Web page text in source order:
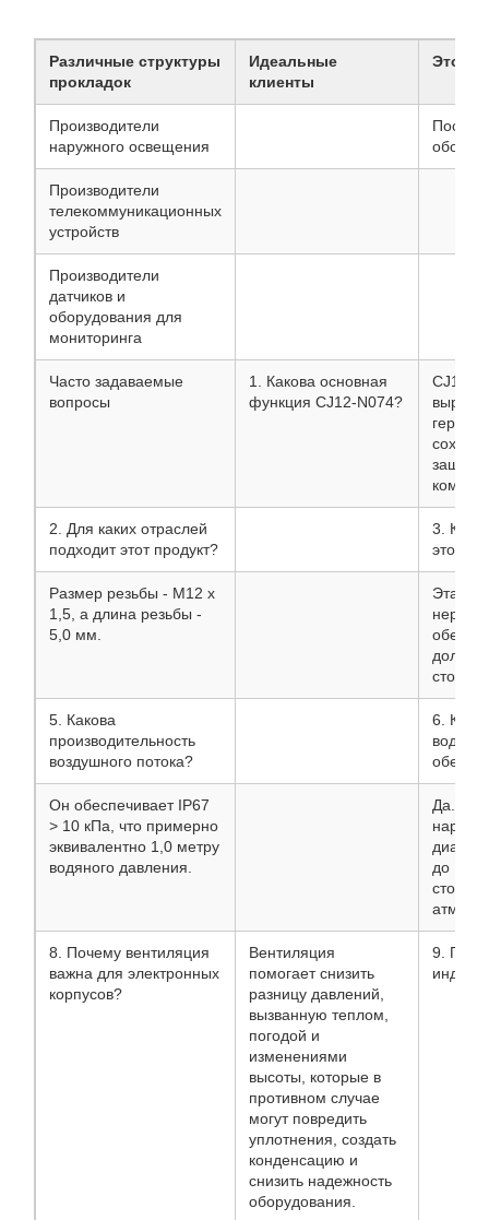
Различные структуры
прокладок
Идеальные
клиенты
Этот
Производители
наружного освещения
Производители
телекоммуникационных
устройств
Производители
датчиков и
оборудования для
мониторинга
Часто задаваемые
вопросы
1. Какова основная
функция CJ12-N074?
CJ12-
защиты
2. Для каких отраслей
подходит этот продукт?
3.
этой
Размер резьбы - M12 x
1,5, а длина резьбы -
5,0 мм.
Эта
5. Какова
производительность
воздушного потока?
6.
Он обеспечивает IP67
> 10 кПа, что примерно
эквивалентно 1,0 метру
водяного давления.
Да. Он
до
8. Почему вентиляция
важна для электронных
корпусов?
Вентиляция
помогает снизить
разницу давлений,
вызванную теплом,
погодой и
изменениями
высоты, которые в
противном случае
могут повредить
уплотнения, создать
конденсацию и
снизить надежность
оборудования.
9.